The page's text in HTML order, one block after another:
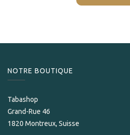
NOTRE BOUTIQUE
Tabashop
Grand-Rue 46
1820 Montreux, Suisse